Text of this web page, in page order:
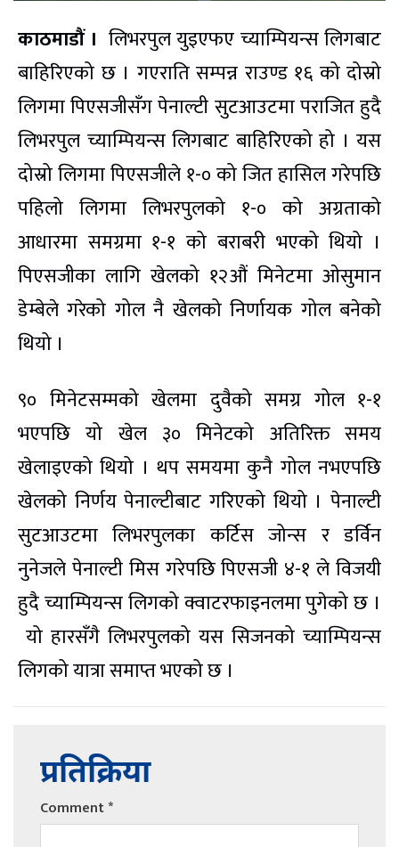
काठमाडौं । लिभरपुल युइएफए च्याम्पियन्स लिगबाट
बाहिरिएको छ । गएराति सम्पन्न राउण्ड १६ को दोस्रो
लिगमा पिएसजीसँग पेनाल्टी सुटआउटमा पराजित हुदै
लिभरपुल च्याम्पियन्स लिगबाट बाहिरिएको हो । यस
दोस्रो लिगमा पिएसजीले १-० को जित हासिल गरेपछि
पहिलो लिगमा लिभरपुलको १-० को अग्रताको
आधारमा समग्रमा १-१ को बराबरी भएको थियो ।
पिएसजीका लागि खेलको १२औं मिनेटमा ओसुमान
डेम्बेले गरेको गोल नै खेलको निर्णायक गोल बनेको
थियो ।
९० मिनेटसम्मको खेलमा दुवैको समग्र गोल १-१
भएपछि यो खेल ३० मिनेटको अतिरिक्त समय
खेलाइएको थियो । थप समयमा कुनै गोल नभएपछि
खेलको निर्णय पेनाल्टीबाट गरिएको थियो । पेनाल्टी
सुटआउटमा लिभरपुलका कर्टिस जोन्स र डर्विन
नुनेजले पेनाल्टी मिस गरेपछि पिएसजी ४-१ ले विजयी
हुदै च्याम्पियन्स लिगको क्वाटरफाइनलमा पुगेको छ ।
यो हारसँगै लिभरपुलको यस सिजनको च्याम्पियन्स
लिगको यात्रा समाप्त भएको छ ।
प्रतिक्रिया
Comment*